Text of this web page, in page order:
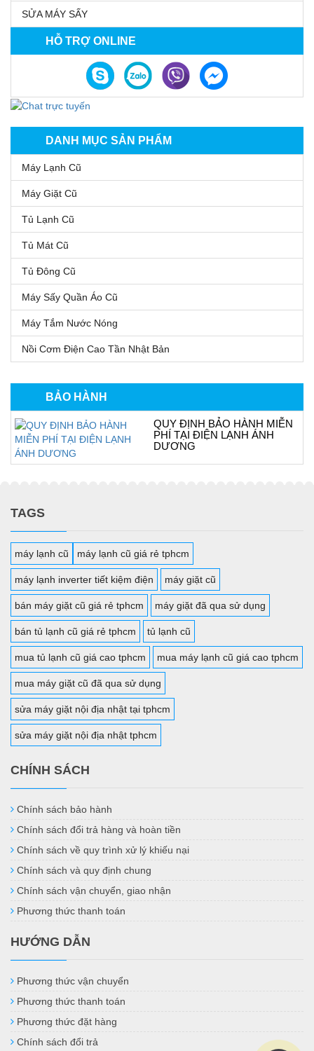
SỬA MÁY SẤY
HỖ TRỢ ONLINE
DANH MỤC SẢN PHẨM
Máy Lạnh Cũ
Máy Giặt Cũ
Tủ Lạnh Cũ
Tủ Mát Cũ
Tủ Đông Cũ
Máy Sấy Quần Áo Cũ
Máy Tắm Nước Nóng
Nồi Cơm Điện Cao Tần Nhật Bản
BẢO HÀNH
QUY ĐỊNH BẢO HÀNH MIỄN
PHÍ TẠI ĐIỆN LẠNH ÁNH
DƯƠNG
TAGS
máy lạnh cũ máy lạnh cũ giá rẻ tphcm
máy lạnh inverter tiết kiệm điện máy giặt cũ
bán máy giặt cũ giá rẻ tphcm máy giặt đã qua sử dụng
bán tủ lạnh cũ giá rẻ tphcm tủ lạnh cũ
mua tủ lạnh cũ giá cao tphcm mua máy lạnh cũ giá cao tphcm
mua máy giặt cũ đã qua sử dụng
sửa máy giặt nội địa nhật tại tphcm
sửa máy giặt nội địa nhật tphcm
CHÍNH SÁCH
Chính sách bảo hành
Chính sách đổi trả hàng và hoàn tiền
Chính sách về quy trình xử lý khiếu nại
Chính sách và quy định chung
Chính sách vận chuyển, giao nhận
Phương thức thanh toán
HƯỚNG DẪN
Phương thức vận chuyển
Phương thức thanh toán
Phương thức đặt hàng
Chính sách đổi trả